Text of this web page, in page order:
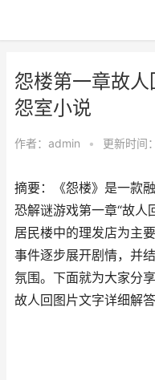
怨楼第一章故
怨室小说
作者： admin • 更新时间
摘要：《怨楼》是一款
恐解谜游戏第一章“故人
居民楼中的理发店为主
事件逐步展开剧情，并
氛围。下面就为大家分
故人回图片文字详细解